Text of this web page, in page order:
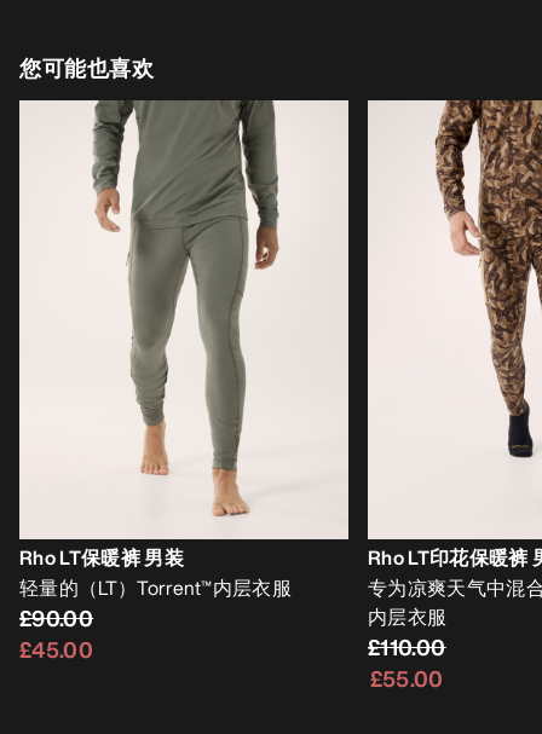
您可能也喜欢
Rho LT保暖裤 男装
轻量的（LT）Torrent™内层衣服
£90.00
£45.00
Rho LT印花保暖裤
专为凉爽天气中混
内层衣服
£110.00
£55.00